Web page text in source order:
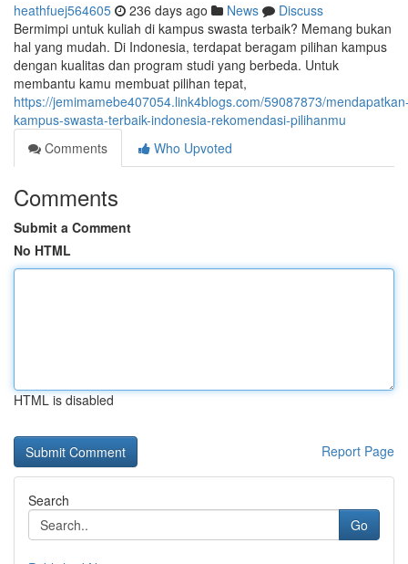
heathfuej564605 236 days ago News
Discuss
Bermimpi untuk kuliah di kampus swasta terbaik? Memang bukan
hal yang mudah. Di Indonesia, terdapat beragam pilihan kampus
dengan kualitas dan program studi yang berbeda. Untuk
membantu kamu membuat pilihan tepat,
https://jemimamebe407054.link4blogs.com/59087873/
kampus-swasta-terbaik-indonesia-rekomendasi-pilihanmu
Comments
Who Upvoted
Comments
Submit a Comment
No HTML
HTML is disabled
Report Page
Search
Go